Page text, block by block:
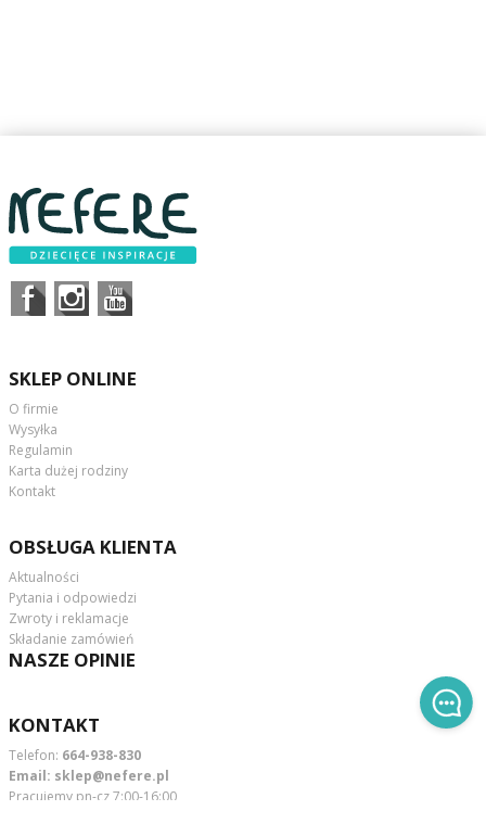
SKLEP ONLINE
O firmie
Wysyłka
Regulamin
Karta dużej rodziny
Kontakt
OBSŁUGA KLIENTA
Aktualności
Pytania i odpowiedzi
Zwroty i reklamacje
Składanie zamówień
NASZE OPINIE
KONTAKT
Telefon: 664-938-830
Email: sklep@nefere.pl
Pracujemy pn-cz 7:00-16:00,